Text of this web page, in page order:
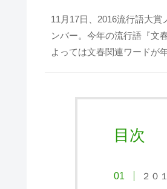
11月17日、2016流行語大
ンバー。今年の流行語『文
よっては文春関連ワードが
目次
２０